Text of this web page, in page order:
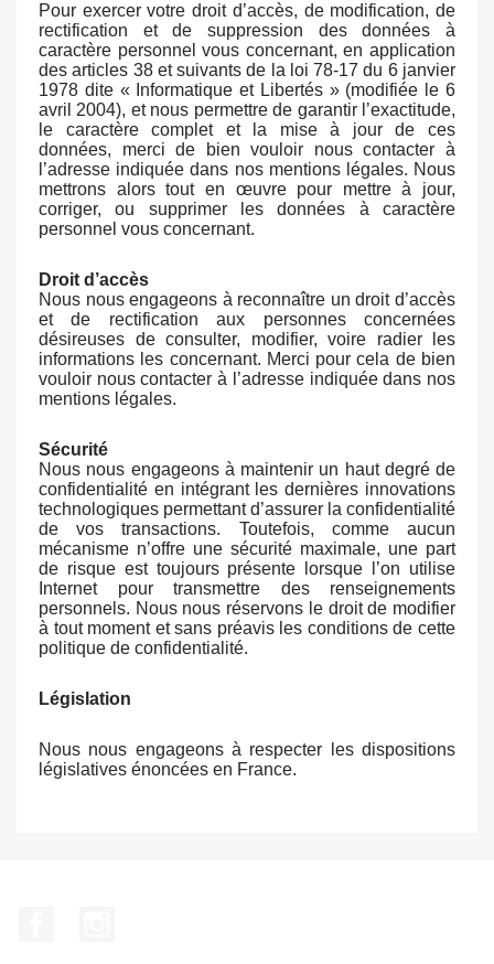
Pour exercer votre droit d’accès, de modification, de
rectification et de suppression des données à
caractère personnel vous concernant, en application
des articles 38 et suivants de la loi 78-17 du 6 janvier
1978 dite « Informatique et Libertés » (modifiée le 6
avril 2004), et nous permettre de garantir l’exactitude,
le caractère complet et la mise à jour de ces
données, merci de bien vouloir nous contacter à
l’adresse indiquée dans nos mentions légales. Nous
mettrons alors tout en œuvre pour mettre à jour,
corriger, ou supprimer les données à caractère
personnel vous concernant.
Droit d’accès
Nous nous engageons à reconnaître un droit d’accès
et de rectification aux personnes concernées
désireuses de consulter, modifier, voire radier les
informations les concernant. Merci pour cela de bien
vouloir nous contacter à l’adresse indiquée dans nos
mentions légales.
Sécurité
Nous nous engageons à maintenir un haut degré de
confidentialité en intégrant les dernières innovations
technologiques permettant d’assurer la confidentialité
de vos transactions. Toutefois, comme aucun
mécanisme n’offre une sécurité maximale, une part
de risque est toujours présente lorsque l’on utilise
Internet pour transmettre des renseignements
personnels. Nous nous réservons le droit de modifier
à tout moment et sans préavis les conditions de cette
politique de confidentialité.
Législation
Nous nous engageons à respecter les dispositions
législatives énoncées en France.